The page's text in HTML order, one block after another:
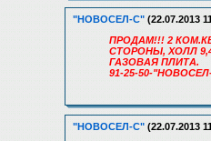
"НОВОСЕЛ-С" (22.07.2013
ПРОДАМ!!! 2
СТОРОНЫ, ХОЛЛ
ГАЗОВАЯ ПЛИТА.
91-25-50-
"НОВОСЕЛ-С" (22.07.2013